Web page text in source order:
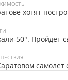
хотят
50". Пройдет
самолет